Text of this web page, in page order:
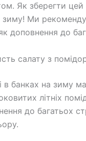
Як зберегти
зиму! Ми
доповнення до
салату з
в банках на зиму
літніх
до багатьох